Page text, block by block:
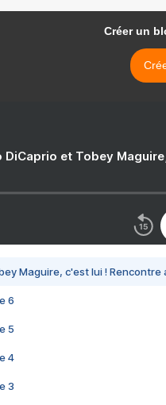
Créer un
DiCaprio et Tobey
Maguire, c'est lui ! Rencontre
6
5
4
3